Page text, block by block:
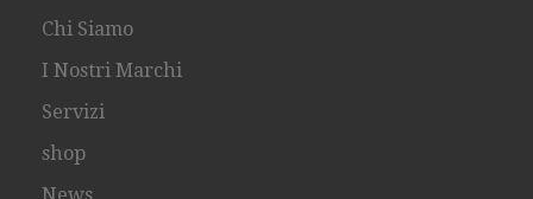
Chi Siamo
I Nostri Marchi
Servizi
shop